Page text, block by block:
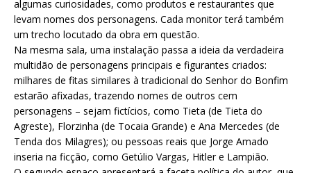
algumas curiosidades, como produtos e restaurantes que
levam nomes dos personagens. Cada monitor terá também
um trecho locutado da obra em questão.
Na mesma sala, uma instalação passa a ideia da verdadeira
multidão de personagens principais e figurantes criados:
milhares de fitas similares à tradicional do Senhor do Bonfim
estarão afixadas, trazendo nomes de outros cem
personagens – sejam fictícios, como Tieta (de Tieta do
Agreste), Florzinha (de Tocaia Grande) e Ana Mercedes (de
Tenda dos Milagres); ou pessoas reais que Jorge Amado
inseria na ficção, como Getúlio Vargas, Hitler e Lampião.